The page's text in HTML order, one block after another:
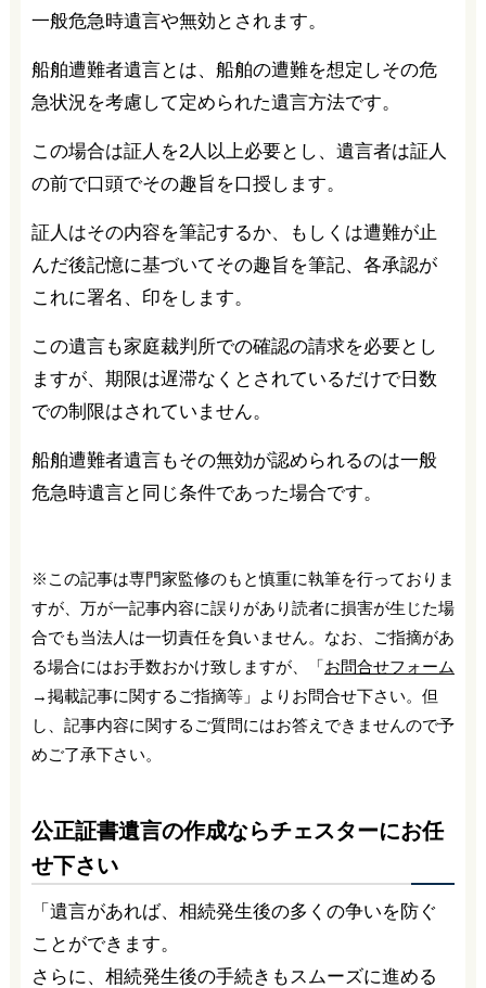
一般危急時遺言や無効とされます。
船舶遭難者遺言とは、船舶の遭難を想定しその危
急状況を考慮して定められた遺言方法です。
この場合は証人を2人以上必要とし、遺言者は証人
の前で口頭でその趣旨を口授します。
証人はその内容を筆記するか、もしくは遭難が止
んだ後記憶に基づいてその趣旨を筆記、各承認が
これに署名、印をします。
この遺言も家庭裁判所での確認の請求を必要とし
ますが、期限は遅滞なくとされているだけで日数
での制限はされていません。
船舶遭難者遺言もその無効が認められるのは一般
危急時遺言と同じ条件であった場合です。
※この記事は専門家監修のもと慎重に執筆を行っておりま
すが、万が一記事内容に誤りがあり読者に損害が生じた場
合でも当法人は一切責任を負いません。なお、ご指摘があ
る場合にはお手数おかけ致しますが、「お問合せフォーム
→掲載記事に関するご指摘等」よりお問合せ下さい。但
し、記事内容に関するご質問にはお答えできませんので予
めご了承下さい。
公正証書遺言の作成ならチェスターにお任
せ下さい
「遺言があれば、相続発生後の多くの争いを防ぐ
ことができます。
さらに、相続発生後の手続きもスムーズに進める